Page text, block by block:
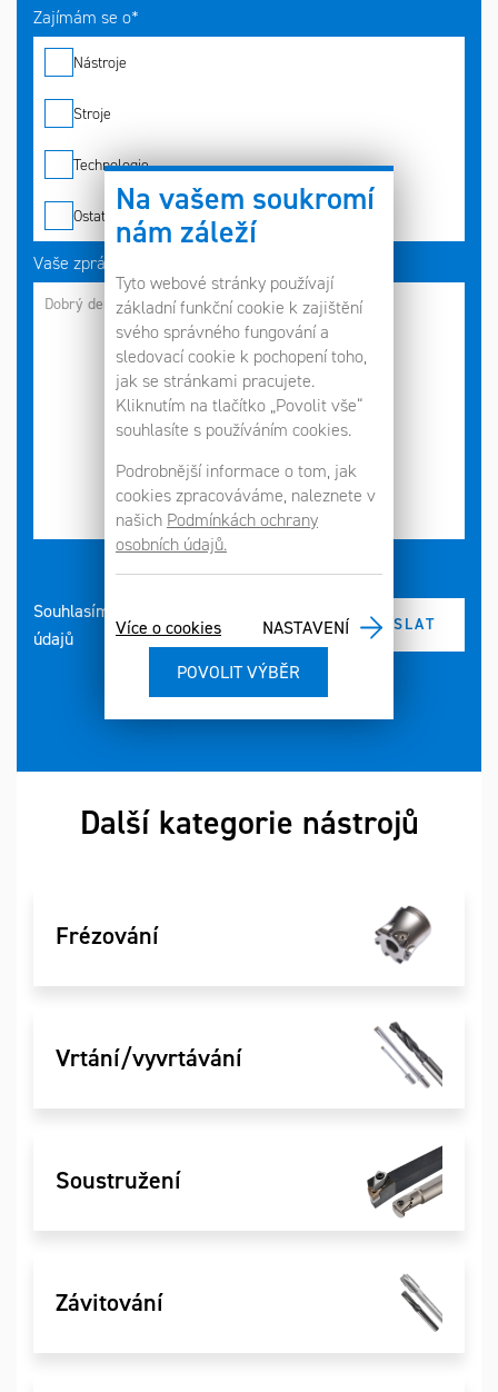
Na vašem soukromí
nám záleží
Tyto webové stránky používají
základní funkční cookie k zajištění
svého správného fungování a
sledovací cookie k pochopení toho,
jak se stránkami pracujete.
Kliknutím na tlačítko „Povolit vše“
souhlasíte s používáním cookies.
Podrobnější informace o tom, jak
cookies zpracováváme, naleznete v
našich Podmínkách ochrany
osobních údajů.
Více o cookies NASTAVENÍ
Zajímám se o*
Nástroje
Stroje
Technologie
Ostatní
Vaše zpráva
Souhlasím se zpracováním osobních
údajů
Další kategorie nástrojů
Frézování
Vrtání/vyvrtávání
Soustružení
Závitování